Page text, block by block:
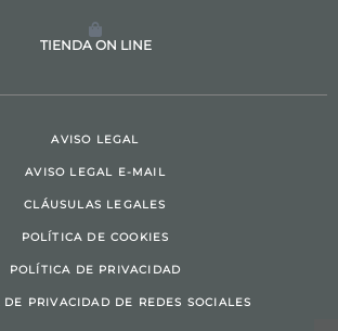
TIENDA ON LINE
AVISO LEGAL
AVISO LEGAL E-MAIL
CLÁUSULAS LEGALES
POLÍTICA DE COOKIES
POLÍTICA DE PRIVACIDAD
DE PRIVACIDAD DE REDES SOCIALES